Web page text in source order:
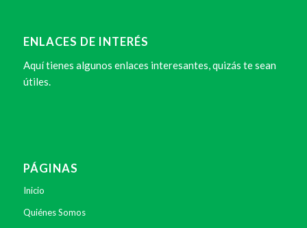
ENLACES DE INTERÉS
Aquí tienes algunos enlaces interesantes, quizás te sean
útiles.
PÁGINAS
Inicio
Quiénes Somos